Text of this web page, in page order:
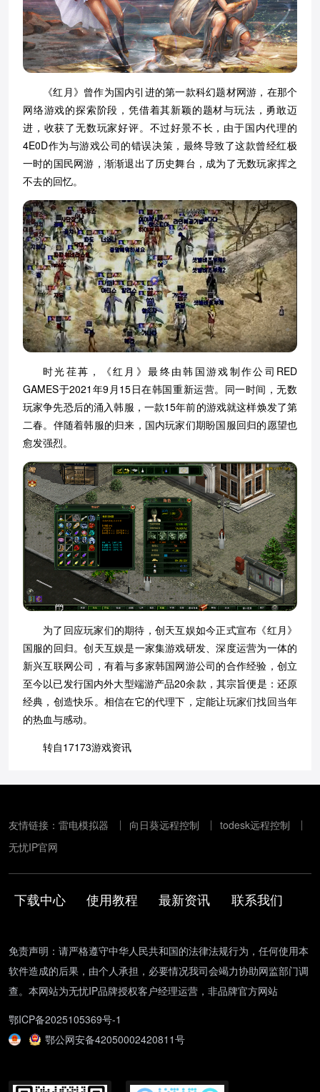
《红月》曾作为国内引进的第一款科幻题材网游，在那个
网络游戏的探索阶段，凭借着其新颖的题材与玩法，勇敢迈
进，收获了无数玩家好评。不过好景不长，由于国内代理的
4E0D作为与游戏公司的错误决策，最终导致了这款曾经红极
一时的国民网游，渐渐退出了历史舞台，成为了无数玩家挥之
不去的回忆。
时光荏苒，《红月》最终由韩国游戏制作公司RED
GAMES于2021年9月15日在韩国重新运营。同一时间，无数
玩家争先恐后的涌入韩服，一款15年前的游戏就这样焕发了第
二春。伴随着韩服的归来，国内玩家们期盼国服回归的愿望也
愈发强烈。
为了回应玩家们的期待，创天互娱如今正式宣布《红月》
国服的回归。创天互娱是一家集游戏研发、深度运营为一体的
新兴互联网公司，有着与多家韩国网游公司的合作经验，创立
至今以已发行国内外大型端游产品20余款，其宗旨便是：还原
经典，创造快乐。相信在它的代理下，定能让玩家们找回当年
的热血与感动。
转自17173游戏资讯
友情链接： 雷电模拟器 向日葵远程控制
todesk远程控制
无忧IP官网
下载中心 使用教程 最新资讯 联系我们
免责声明：请严格遵守中华人民共和国的法律法规行为，任何使用本
软件造成的后果，由个人承担，必要情况我司会竭力协助网监部门调
查。本网站为无忧IP品牌授权客户经理运营，非品牌官方网站
鄂ICP备2025105369号-1
鄂公网安备42050002420811号